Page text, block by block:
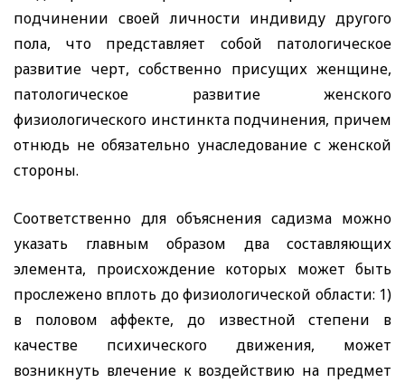
подчинении своей личности индивиду другого
пола, что представляет собой патологическое
развитие черт, собственно присущих женщине,
патологическое развитие женского
физиологического инстинкта подчинения, причем
отнюдь не обязательно унаследование с женской
стороны.
Соответственно для объяснения садизма можно
указать главным образом два составляющих
элемента, происхождение которых может быть
прослежено вплоть до физиологической области: 1)
в половом аффекте, до известной степени в
качестве психического движения, может
возникнуть влечение к воздействию на предмет